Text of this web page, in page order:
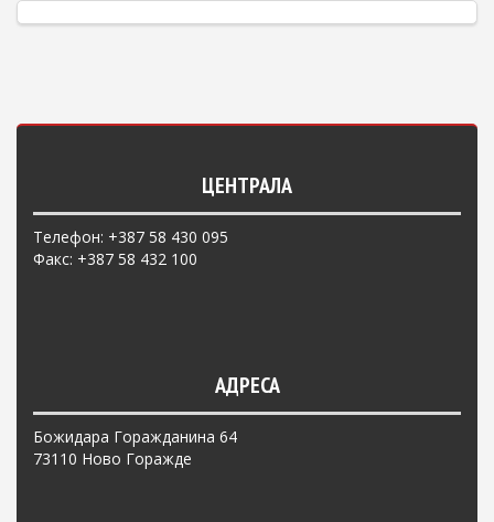
ЦЕНТРАЛА
Телефон: +387 58 430 095
Факс: +387 58 432 100
АДРЕСА
Божидара Горажданина 64
73110 Ново Горажде